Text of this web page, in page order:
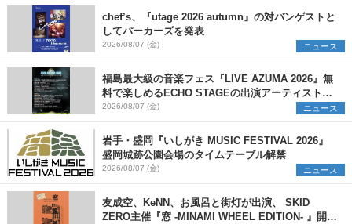
chef’s、『utage 2026 autumn』の対バンゲストと
してパーカーズを発表
2026/08/07 (金) ニュース
福島最大級の音楽フェス『LIVE AZUMA 2026』無
料で楽しめるECHO STAGEの出演アーティストを
発表
2026/08/07 (金) ニュース
岩手・盛岡『いしがき MUSIC FESTIVAL 2026』
盛岡城跡公園会場のタイムテーブル解禁
2026/08/07 (金) ニュース
友成空、KeNN、お風呂と街灯が出演、 SKID
ZERO主催『窓 -MINAMI WHEEL EDITION- 』開催